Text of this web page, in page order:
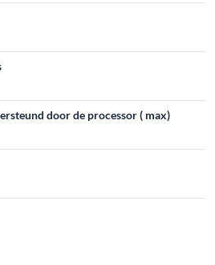
door de processor ( max)